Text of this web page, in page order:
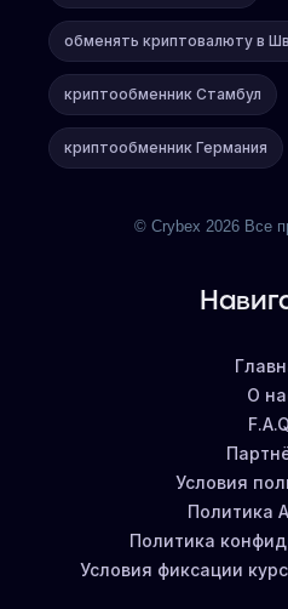
обменять криптовалюту в
криптообменник Стамбул
криптообменник Германия
© Crybex 2026 Все
О
Условия
Политика
Политика
Условия фиксации